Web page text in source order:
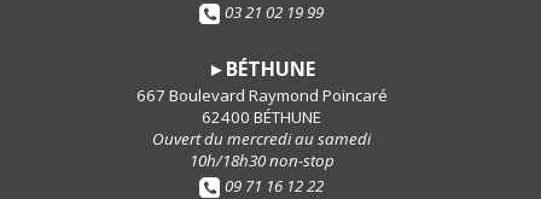
03 21 02 19 99
► BÉTHUNE
667 Boulevard Raymond Poincaré
62400 BÉTHUNE
Ouvert du mercredi au samedi
10h/18h30 non-stop
09 71 16 12 22